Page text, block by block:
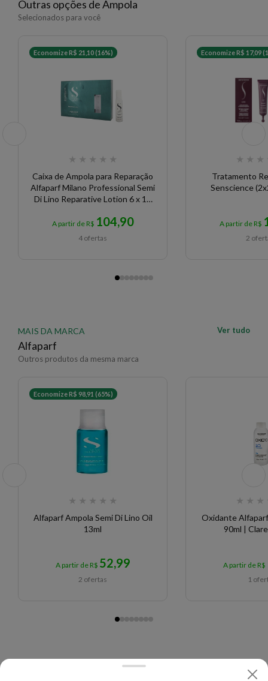
Outras opções de Ampola
Selecionados para você
Economize R$ 21,10 (16%)
★ ★ ★ ★ ★
Caixa de Ampola para Reparação
Alfaparf Milano Professional Semi
Di Lino Reparative Lotion 6 x 13
A partir de R$ 104,90
4 ofertas
Economize R$ 17,09
★ ★ ★
Tratamento
Senscience
A partir de R$
2
MAIS DA MARCA
Alfaparf
Outros produtos da mesma marca
Ver tudo
Economize R$ 98,91 (65%)
★ ★ ★ ★ ★
Alfaparf Ampola Semi Di Lino Oil
13ml
A partir de R$ 52,99
2 ofertas
★ ★ ★
Oxidante
90ml |
A partir de R$
1